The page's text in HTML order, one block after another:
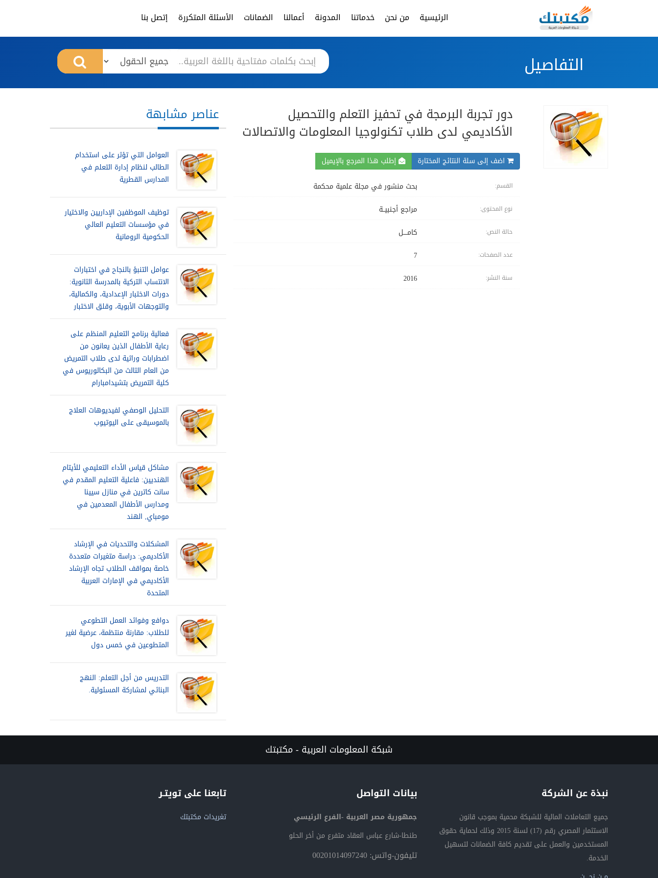
الرئيسية من نحن خدماتنا المدونة أعمالنا الضمانات الأسئلة المتكررة إتصل بنا
التفاصيل
دور تجربة البرمجة في تحفيز التعلم والتحصيل
الأكاديمي لدى طلاب تكنولوجيا المعلومات والاتصالات
اضف إلى سلة النتائج المختارة إطلب هذا المرجع بالإيميل
القسم: بحث منشور في مجلة علمية محكمة
نوع المحتوى: مراجع أجنبيــة
حالة النص: كامــــل
عدد الصفحات: 7
سنة النشر: 2016
عناصر مشابهة
العوامل التي تؤثر على استخدام
الطالب لنظام إدارة التعلم في
المدارس القطرية
توظيف الموظفين الإداريين والاختيار
في مؤسسات التعليم العالي
الحكومية الرومانية
عوامل التنبؤ بالنجاح في اختبارات
الانتساب التركية بالمدرسة الثانوية:
دورات الاختبار الإعدادية، والكمالية،
والتوجهات الأبوية، وقلق الاختبار
فعالية برنامج التعليم المنظم على
رعاية الأطفال الذين يعانون من
اضطرابات وراثية لدى طلاب التمريض
من العام الثالث من البكالوريوس في
كلية التمريض بتشيدامبارام
التحليل الوصفي لفيديوهات العلاج
بالموسيقى على اليوتيوب
مشاكل قياس الأداء التعليمي للأيتام
الهنديين: فاعلية التعليم المقدم في
سانت كاترين في منازل سيينا
ومدارس الأطفال المعدمين في
مومباي, الهند
المشكلات والتحديات في الإرشاد
الأكاديمي: دراسة متغيرات متعددة
خاصة بمواقف الطلاب تجاه الإرشاد
الأكاديمي في الإمارات العربية
المتحدة
دوافع وفوائد العمل التطوعي
للطلاب: مقارنة منتظمة، عرضية لغير
المتطوعين في خمس دول
التدريس من أجل التعلم: النهج
البنائي لمشاركة المسئولية.
شبكة المعلومات العربية - مكتبتك
نبذة عن الشركة
جميع التعاملات المالية للشبكة محمية بموجب قانون
الاستثمار المصري رقم (17) لسنة 2015 وذلك لحماية حقوق
المستخدمين والعمل على تقديم كافة الضمانات لتسهيل
الخدمة.
بيانات التواصل
جمهورية مصر العربية -الفرع الرئيسي
طنطا-شارع عباس العقاد متفرع من أخر الحلو
تليفون-واتس: 00201014097240
تابعنا على تويتـر
تغريدات مكتبتك